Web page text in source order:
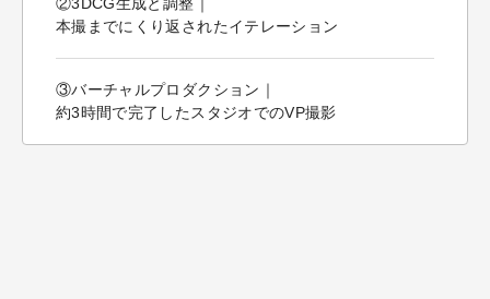
本撮までにくり返されたイテレーション
③バーチャルプロダクション｜
約3時間で完了したスタジオでのVP撮影